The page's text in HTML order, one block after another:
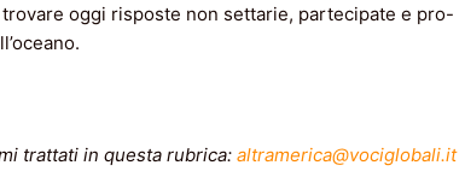
oggi risposte non settarie, partecipate e pro-
trattati in questa rubrica: altramerica@vociglobali.it